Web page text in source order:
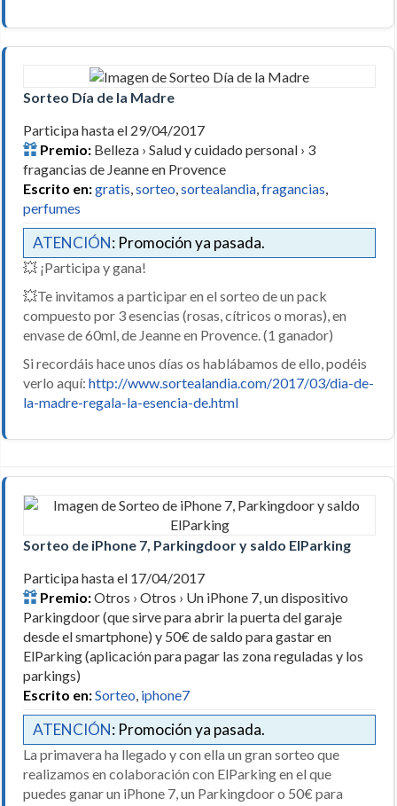
Sorteo Día de la Madre
Participa hasta el 29/04/2017
Premio: Belleza › Salud y cuidado personal › 3
fragancias de Jeanne en Provence
Escrito en:gratis sorteo sortealandia fragancias
perfumes
ATENCIÓN: Promoción ya pasada.
💥 ¡Participa y gana!
💥Te invitamos a participar en el sorteo de un pack
compuesto por 3 esencias (rosas, cítricos o moras), en
envase de 60ml, de Jeanne en Provence. (1 ganador)
Si recordáis hace unos días os hablábamos de ello, podéis
verlo aquí: http://www.sortealandia.com/2017/03/dia-de-
la-madre-regala-la-esencia-de.html
Sorteo de iPhone 7, Parkingdoor y saldo ElParking
Participa hasta el 17/04/2017
Premio:Otros › Otros › Un iPhone 7, un dispositivo
Parkingdoor (que sirve para abrir la puerta del garaje
desde el smartphone) y 50€ de saldo para gastar en
ElParking (aplicación para pagar las zona reguladas y los
parkings)
Escrito en:Sorteo iphone7
ATENCIÓN: Promoción ya pasada.
La primavera ha llegado y con ella un gran sorteo que
realizamos en colaboración con ElParking en el que
puedes ganar un iPhone 7, un Parkingdoor o 50€ para